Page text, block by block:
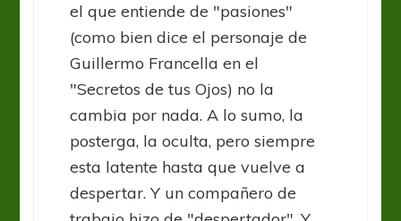
el que entiende de "pasiones"
(como bien dice el personaje de
Guillermo Francella en el
"Secretos de tus Ojos) no la
cambia por nada. A lo sumo, la
posterga, la oculta, pero siempre
esta latente hasta que vuelve a
despertar. Y un compañero de